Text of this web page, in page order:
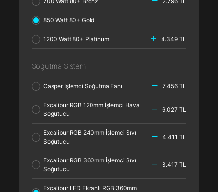
850 Watt 80+ Gold
1200 Watt 80+ Platinum 4.349 TL
Soğutma Sistemi
Casper İşlemci Soğutma Fanı 7.456 TL
Excalibur RGB 120mm İşlemci Hava
Soğutucu
6.027 TL
Excalibur RGB 240mm İşlemci Sıvı
Soğutucu
4.411 TL
Excalibur RGB 360mm İşlemci Sıvı
Soğutucu
3.417 TL
Excalibur LED Ekranlı RGB 360mm